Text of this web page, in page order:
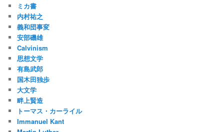
ミカ書
内村祐之
義和団事変
安部磯雄
Calvinism
思想文学
有島武郎
国木田独歩
大文学
畔上賢造
トーマス・カーライル
Immanuel Kant